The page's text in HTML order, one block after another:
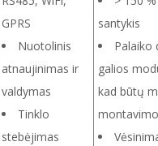
GPRS
Nuotolinis
atnaujinimas ir
valdymas
Tinklo
stebėjimas
santykis
Palaiko
galios
kad būtų